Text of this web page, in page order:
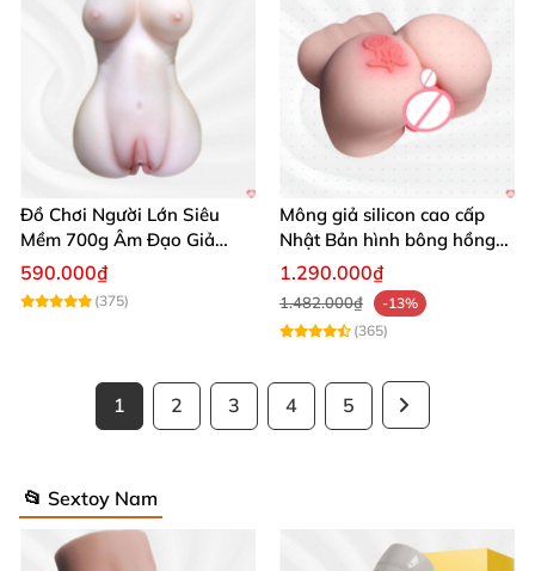
Đồ Chơi Người Lớn Siêu
Mềm 700g Âm Đạo Giả
Silicon Tự Sướng
590.000₫
(375)
Mông giả silicon cao cấp
Nhật Bản hình bông hồng
siêu thực
1.290.000₫
1.482.000₫
-13%
(365)
1 2 3 4 5
📂 Sextoy Nam